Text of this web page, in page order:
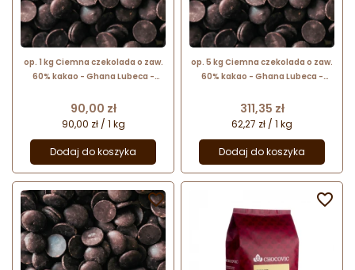
op. 1 kg Ciemna czekolada o zaw.
60% kakao - Ghana Lubeca -
kaletkach - nr. kat. 727
Cena
90,00 zł
90,00 zł / 1 kg
Dodaj do koszyka
op. 5 kg Ciemna czekolada o zaw.
60% kakao - Ghana Lubeca -
kaletkach - nr. kat. 727
Cena
311,35 zł
62,27 zł / 1 kg
Dodaj do koszyka
 